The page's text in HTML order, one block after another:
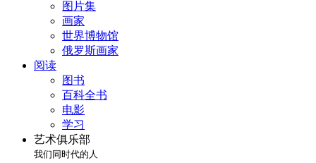
图片集
画家
世界博物馆
俄罗斯画家
阅读
图书
百科全书
电影
学习
艺术俱乐部
我们同时代的人